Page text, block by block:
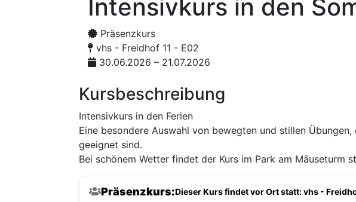
Intensivkurs in den
Präsenzkurs
vhs - Freidhof 11 - E02
30.06.2026 – 21.07.2026
Kursbeschreibung
Intensivkurs in den Ferien
Eine besondere Auswahl von bewegten und stillen
geeignet sind.
Bei schönem Wetter findet der Kurs im Park am Mäuseturm
Präsenzkurs:Dieser Kurs findet vor Ort statt: vhs -